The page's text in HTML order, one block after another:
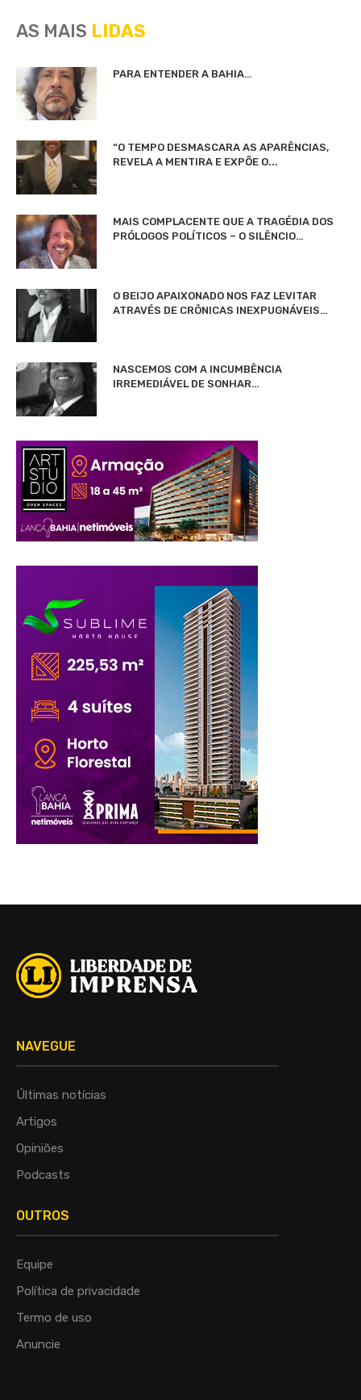
AS MAIS LIDAS
PARA ENTENDER A BAHIA…
“O TEMPO DESMASCARA AS APARÊNCIAS,
REVELA A MENTIRA E EXPÕE O...
MAIS COMPLACENTE QUE A TRAGÉDIA DOS
PRÓLOGOS POLÍTICOS – O SILÊNCIO…
O BEIJO APAIXONADO NOS FAZ LEVITAR
ATRAVÉS DE CRÔNICAS INEXPUGNÁVEIS…
NASCEMOS COM A INCUMBÊNCIA
IRREMEDIÁVEL DE SONHAR…
NAVEGUE
Últimas notícias
Artigos
Opiniões
Podcasts
OUTROS
Equipe
Política de privacidade
Termo de uso
Anuncie